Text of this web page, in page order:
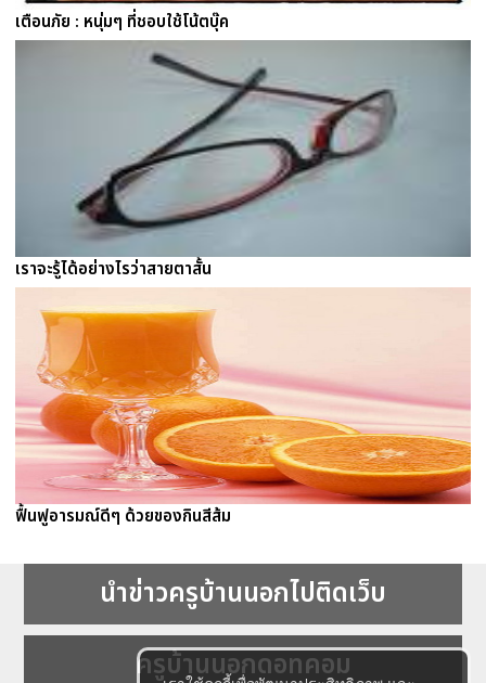
เตือนภัย : หนุ่มๆ ที่ชอบใช้โน้ตบุ๊ค
เราจะรู้ได้อย่างไรว่าสายตาสั้น
ฟื้นฟูอารมณ์ดีๆ ด้วยของกินสีส้ม
นำข่าวครูบ้านนอกไปติดเว็บ
ครูบ้านนอกดอทคอม